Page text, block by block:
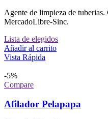
Agente de limpieza de
MercadoLibre-Sinc.
Lista de elegidos
Añadir al carrito
Vista Rápida
-5%
Compare
Afilador Pelapapa